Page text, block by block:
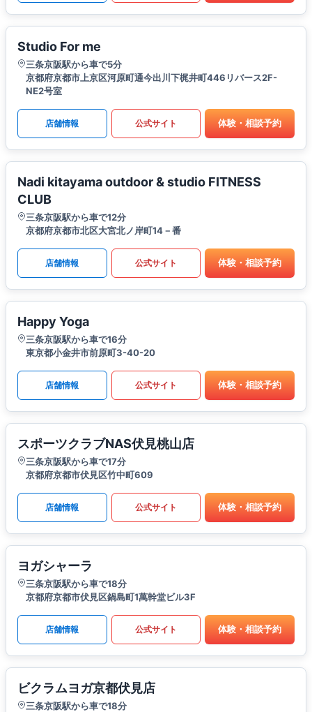
Studio For me
三条京阪駅から車で5分
京都府京都市上京区河原町通今出川下梶井町446リバース2F-
NE2号室
店舗情報 公式サイト 体験・相談予約
Nadi kitayama outdoor & studio FITNESS
CLUB
三条京阪駅から車で12分
京都府京都市北区大宮北ノ岸町14－番
店舗情報 公式サイト 体験・相談予約
Happy Yoga
三条京阪駅から車で16分
東京都小金井市前原町3-40-20
店舗情報 公式サイト 体験・相談予約
スポーツクラブNAS伏見桃山店
三条京阪駅から車で17分
京都府京都市伏見区竹中町609
店舗情報 公式サイト 体験・相談予約
ヨガシャーラ
三条京阪駅から車で18分
京都府京都市伏見区鍋島町1萬幹堂ビル3F
店舗情報 公式サイト 体験・相談予約
ビクラムヨガ京都伏見店
三条京阪駅から車で18分